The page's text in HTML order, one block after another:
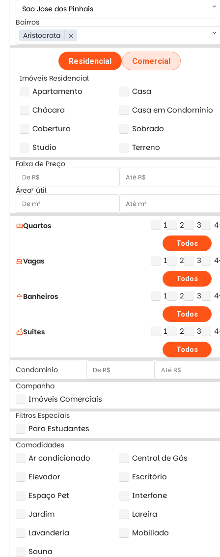
keyboard_arrow_down
Bairros
Aristocrata
close keyboard_arrow_down
Residencial Comercial
Imóveis Residencial
Apartamento
Casa
Chácara
Casa em Condominio
Cobertura
Sobrado
Studio
Terreno
Faixa de Preço
Área² útil
bedQuartos 1 2 3
Todos
directions_carVagas 1 2 3
Todos
shower Banheiros 1 2 3
Todos
bathtubSuítes 1 2 3
Todos
Condomínio
Campanha
Imóveis Comerciais
Filtros Especiais
Para Estudantes
Comodidades
Ar condicionado
Central de Gás
Elevador
Escritório
Espaço Pet
Interfone
Jardim
Lareira
Lavanderia
Mobiliado
Sauna